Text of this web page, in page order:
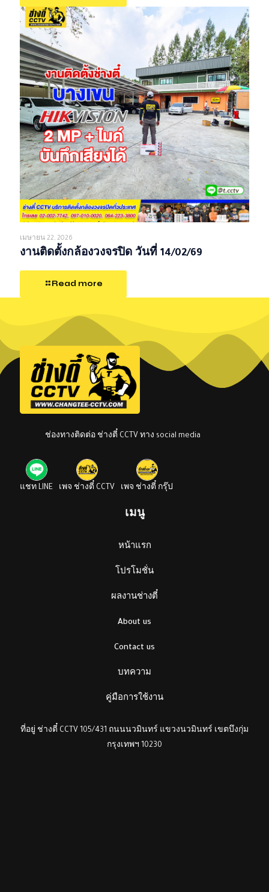
เมษายน 22, 2026
งานติดตั้งกล้องวงจรปิด วันที่ 14/02/69
Read more
ช่องทางติดต่อ ช่างตี๋ CCTV ทาง social media
แชท LINE เพจ ช่างตี๋ CCTV เพจ ช่างตี๋ กรุ๊ป
เมนู
หน้าแรก
โปรโมชั่น
ผลงานช่างตี๋
About us
Contact us
บทความ
คู่มือการใช้งาน
ที่อยู่ ช่างตี๋ CCTV 105/431 ถนนนวมินทร์ แขวงนวมินทร์ เขตบึงกุ่ม
กรุงเทพฯ 10230